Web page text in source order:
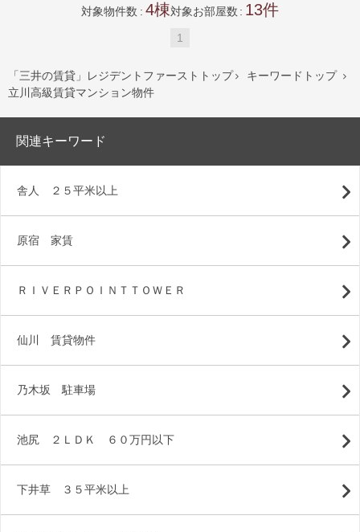
対象物件数 4 対象お部屋数 13
1
「三井の賃貸」レジデントファーストトップ  キーワードトップ 
立川高級賃貸マンション物件
関連キーワード
舎人 ２５平米以上
原宿 家賃
ＲＩＶＥＲＰＯＩＮＴＴＯＷＥＲ
仙川 賃貸物件
乃木坂 駐車場
池尻 ２ＬＤＫ ６０万円以下
下井草 ３５平米以上